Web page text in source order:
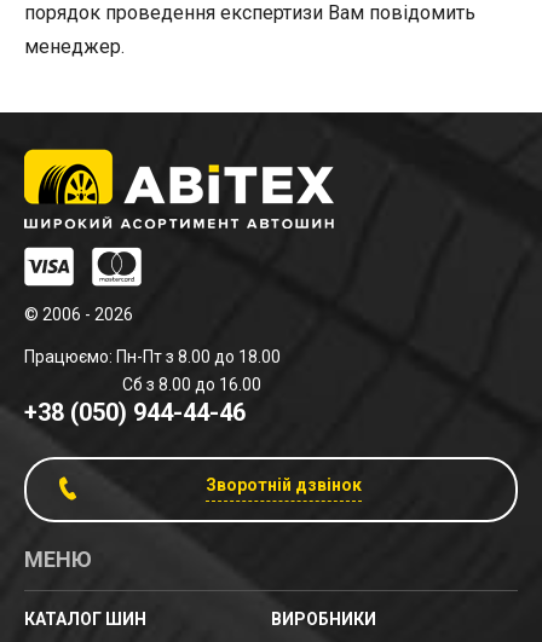
порядок проведення експертизи Вам повідомить
менеджер.
© 2006 - 2026
Працюємо: Пн-Пт з 8.00 до 18.00
Сб з 8.00 до 16.00
+38 (050) 944-44-46
Зворотній дзвінок
МЕНЮ
КАТАЛОГ ШИН ВИРОБНИКИ